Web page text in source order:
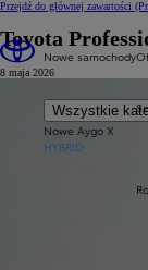
Przejdź do głównej zawartości
Nowe samochody
Wszystkie
Nowe Aygo X
HYBRID
Toyota
8 maja 2026